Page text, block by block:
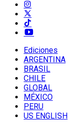
Ediciones
ARGENTINA
BRASIL
CHILE
GLOBAL
MÉXICO
PERU
US ENGLISH